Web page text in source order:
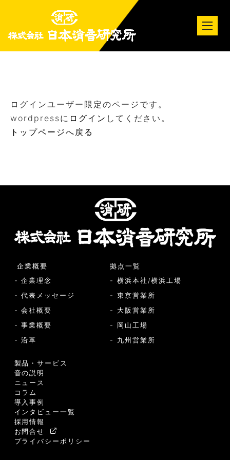
ログインユーザー限定のページです。
wordpressに ログイン してください。
トップページへ戻る
企業概要
- 企業理念
- 代表メッセージ
- 会社概要
- 事業概要
- 沿革
製品・サービス
音の説明
ニュース
コラム
導入事例
インタビュー一覧
採用情報
お問合せ
プライバシーポリシー
拠点一覧
- 横浜本社/横浜工場
- 東京営業所
- 大阪営業所
- 岡山工場
- 九州営業所